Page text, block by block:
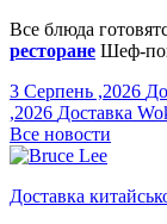
Все блюда
ресторане Шеф-
3 Серпень ,2026
,2026 Доставка
Все новости
Доставка